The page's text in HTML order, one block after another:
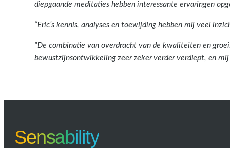
diepgaande meditaties hebben interessante ervaringen
“Eric’s kennis, analyses en toewijding hebben mij veel
“De combinatie van overdracht van de kwaliteiten en
bewustzijnsontwikkeling zeer zeker verder verdiept, en
Sensability